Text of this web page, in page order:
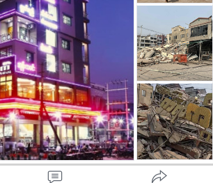
ကျသွားခဲ့ကြောင်း၊ ယင်းသို့ ပြိုကျချိန်
ဆိုင်ဝန်ထမ်းများ အပြင် မန္တလေးမြို့ကို
သော စစ်တပ်အရာရှိ ၁ ဦး နှင့် စစ်သား ၉
၁၀ ဦးပါ ပါဝင်သွားခဲ့ကြောင်း သိရှိရသည်။
မတ်လ ၂၈ ရက်နေ့ ညနေပိုင်းမှာ စစ်တပ်က
ယ်။ သူတို့ရဲ့ အရာရှိ ၁ ဦးနဲ့ စစ်သား ၉ ဦး
ရောက်စားသောက်နေစဉ်အတွင်းမှာ ဆိုင်ပြိုတဲ့
ဝိတ် စားသောက် ဆိုင်ဖွင့်ထားတဲ့ ၆ ထပ်
ျင် လှုပ်ပြီးတော့ မြေကြီးပေါ်မှာ အပုံ
ြိုကျတဲ့အရှိန်နဲ့ အထဲမှာရှိနေတဲ့သူ တွေလည်း
ပါဘူး" ဟု ရန်ကုန်ခေတ် သစ်၏ သတင်း